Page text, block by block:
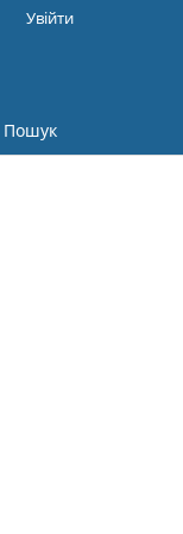
Пошук
Увійти